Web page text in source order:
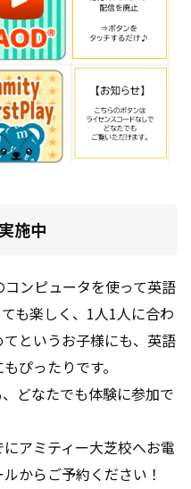
施中
ンピュータを使って英語
も楽しく、1人1人に合わ
というお子様にも、英語
ぴったりです。
どなたでも体験に参加で
アミティー大芝校へお電
からご予約ください！